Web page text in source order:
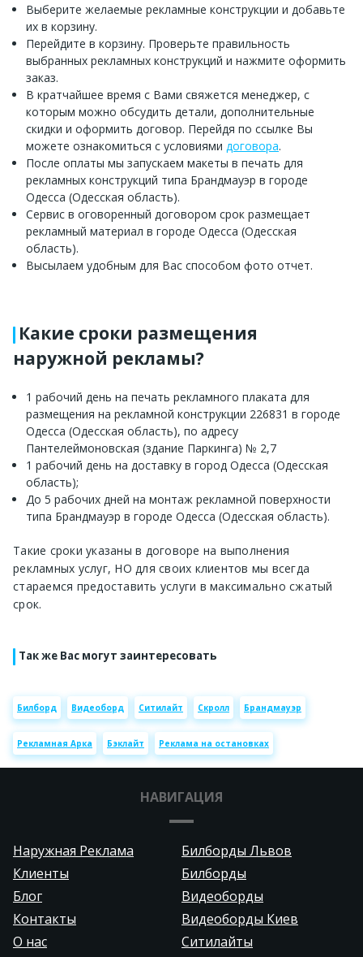
Выберите желаемые рекламные конструкции и добавьте
их в корзину.
Перейдите в корзину. Проверьте правильность
выбранных рекламных конструкций и нажмите оформить
заказ.
В кратчайшее время с Вами свяжется менеджер, с
которым можно обсудить детали, дополнительные
скидки и оформить договор. Перейдя по ссылке Вы
можете ознакомиться с условиями договора.
После оплаты мы запускаем макеты в печать для
рекламных конструкций типа Брандмауэр в городе
Одесса (Одесская область).
Сервис в оговоренный договором срок размещает
рекламный материал в городе Одесса (Одесская
область).
Высылаем удобным для Вас способом фото отчет.
Какие сроки размещения
наружной рекламы?
1 рабочий день на печать рекламного плаката для
размещения на рекламной конструкции 226831 в городе
Одесса (Одесская область), по адресу
Пантелеймоновская (здание Паркинга) № 2,7
1 рабочий день на доставку в город Одесса (Одесская
область);
До 5 рабочих дней на монтаж рекламной поверхности
типа Брандмауэр в городе Одесса (Одесская область).
Такие сроки указаны в договоре на выполнения
рекламных услуг, НО для своих клиентов мы всегда
стараемся предоставить услуги в максимально сжатый
срок.
Так же Вас могут заинтересовать
Билборд Видеоборд Ситилайт Скролл Брандмауэр
Рекламная Арка Бэклайт Реклама на остановках
НАВИГАЦИЯ
Наружная Реклама
Билборды Львов
Клиенты
Билборды
Блог
Видеоборды
Контакты
Видеоборды Киев
О нас
Ситилайты